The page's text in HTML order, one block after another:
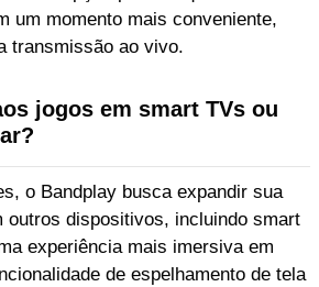
um momento mais conveniente,
transmissão ao vivo.
jogos em smart TVs ou
o Bandplay busca expandir sua
outros dispositivos, incluindo smart
experiência mais imersiva em
de espelhamento de tela